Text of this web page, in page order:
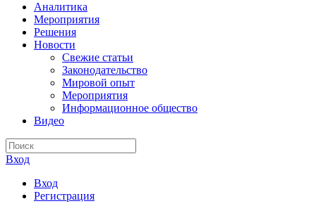
Аналитика
Мероприятия
Решения
Новости
Свежие статьи
Законодательство
Мировой опыт
Мероприятия
Информационное общество
Видео
Вход
Вход
Регистрация